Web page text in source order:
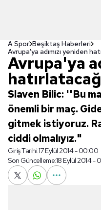
A Spor Beşiktaş Haberleri
Avrupa'ya adımızı yeniden
Avrupa'ya
Slaven Bilic: ''Bu
önemli bir maç.
gitmek istiyoruz.
ciddi olmalıyız."
Giriş Tarihi:17 Eylül 2014 - 00:00
Son Güncelleme:18 Eylül 2014 -